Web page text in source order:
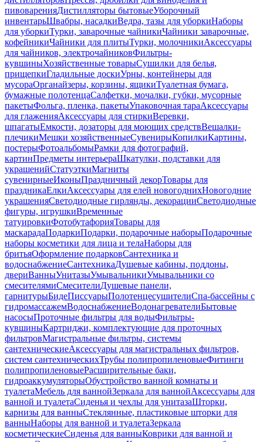
пивоваренияДистилляторы бытовыеУборочный
инвентарьШвабры, насадкиВедра, тазы для уборкиНаборы
для уборкиТурки, заварочные чайникиЧайники заварочные,
кофейникиЧайники для плитыТурки, молочникиАксессуары
для чайников, электрочайниковФильтры-
кувшиныХозяйственные товарыСушилки для белья,
прищепкиГладильные доскиУрны, контейнеры для
мусораОрганайзеры, корзины, ящикиТуалетная бумага,
бумажные полотенцаСалфетки, мочалки, губки, мусорные
пакетыФольга, пленка, пакетыУпаковочная тараАксессуары
для глаженияАксессуары для стиркиВеревки,
шпагатыЕмкости, дозаторы для моющих средствВешалки-
плечикиМешки хозяйственныеСувенирыКопилкиКартины,
постерыФотоальбомыРамки для фотографий,
картинПредметы интерьераШкатулки, подставки для
украшенийСтатуэткиМагниты
сувенирныеИконыПраздничный декорТовары для
праздникаЕлкиАксессуары для елей новогоднихНовогодние
украшенияСветодиодные гирлянды, декорацииСветодиодные
фигуры, игрушкиВременные
татуировкиФотобутафорияТовары для
маскарадаПодаркиПодарки, подарочные наборыПодарочные
наборы косметики для лица и телаНаборы для
бритьяОформление подарковСантехника и
водоснабжениеСантехникаДушевые кабины, поддоны,
двериВанныУнитазыУмывальникиУмывальники со
смесителямиСмесителиДушевые панели,
гарнитурыБидеПиссуарыПолотенцесушителиСпа-бассейны с
гидромассажемВодоснабжениеВодонагревателиБытовые
насосыПроточные фильтры для водыФильтры-
кувшиныКартриджи, комплектующие для проточных
фильтровМагистральные фильтры, системы
сантехническиеАксессуары для магистральных фильтров,
систем сантехническихТрубы полипропиленовыеФитинги
полипропиленовыеРасширительные баки,
гидроаккумуляторыОбустройство ванной комнаты и
туалетаМебель для ваннойЗеркала для ваннойАксессуары для
ванной и туалетаСиденья и чехлы для унитазаШторки,
карнизы для ванныСтеклянные, пластиковые шторки для
ванныНаборы для ванной и туалетаЗеркала
косметическиеСиденья для ванныКоврики для ванной и